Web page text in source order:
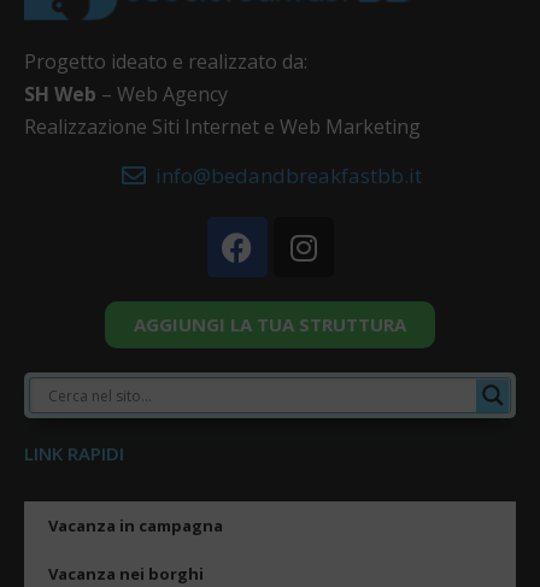
Progetto ideato e realizzato da:
SH Web – Web Agency
Realizzazione Siti Internet e Web Marketing
info@bedandbreakfastbb.it
AGGIUNGI LA TUA STRUTTURA
LINK RAPIDI
Vacanza in campagna
Vacanza nei borghi